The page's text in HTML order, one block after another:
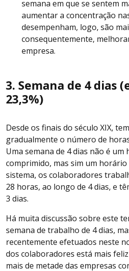
semana em que se sentem
aumentar a concentração
desempenham, logo, são
consequentemente,
empresa.
3. Semana de 4 dias
23,3%)
Desde os finais do século XIX,
gradualmente o número de
Uma semana de 4 dias não é
comprimido, mas sim um
sistema, os colaboradores
28 horas, ao longo de 4 dias, e
3 dias.
Há muita discussão sobre este
semana de trabalho de 4 dias,
recentemente efetuados neste
dos colaboradores está mais
mais de metade das empresas